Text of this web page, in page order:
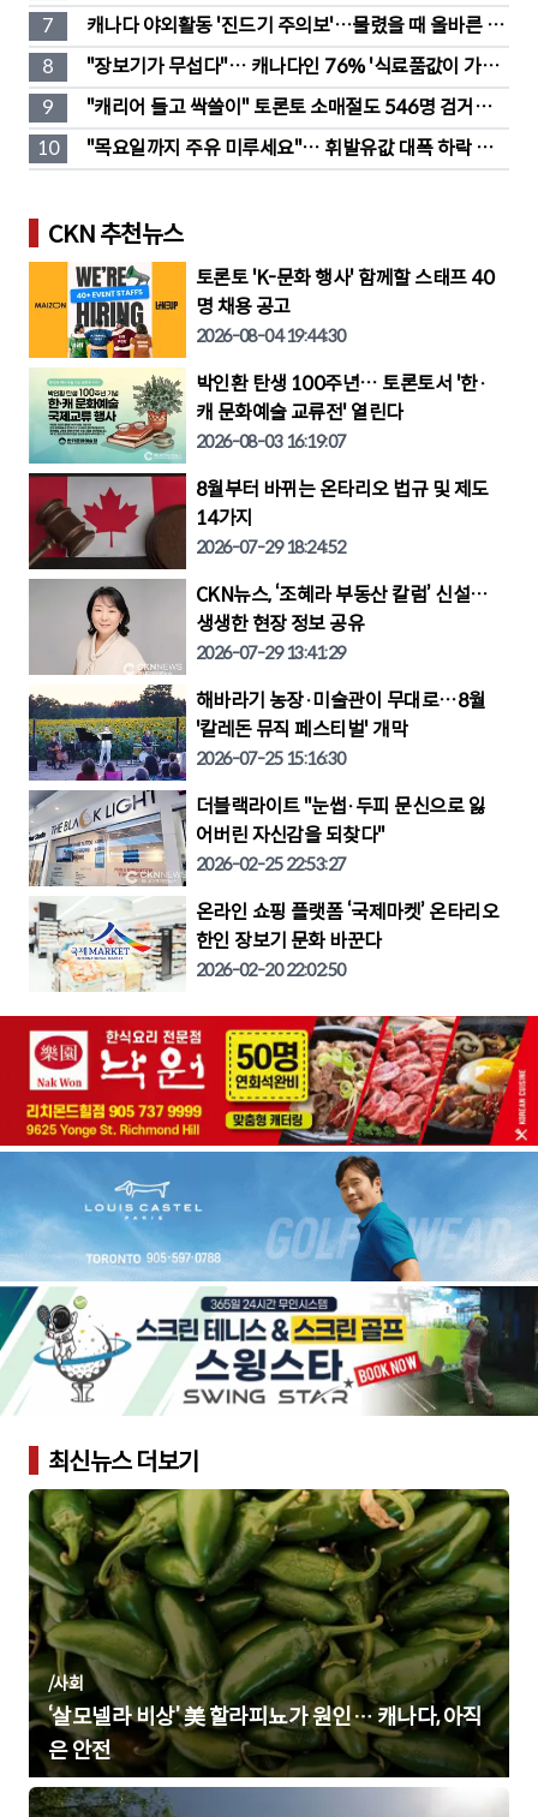
도 판매
7
캐나다 야외활동 '진드기 주의보'…물렸을 때 올바른 대
처법은?
8
"장보기가 무섭다"… 캐나다인 76% '식료품값이 가장
부담'
9
"캐리어 들고 싹쓸이" 토론토 소매절도 546명 검거…
훔친 물건 재유통
10
"목요일까지 주유 미루세요"… 휘발유값 대폭 하락 예
고
CKN 추천뉴스
토론토 'K-문화 행사' 함께할 스태프 40
명 채용 공고
2026-08-04 19:44:30
박인환 탄생 100주년… 토론토서 '한·
캐 문화예술 교류전' 열린다
2026-08-03 16:19:07
8월부터 바뀌는 온타리오 법규 및 제도
14가지
2026-07-29 18:24:52
CKN뉴스, ‘조혜라 부동산 칼럼’ 신설…
생생한 현장 정보 공유
2026-07-29 13:41:29
해바라기 농장·미술관이 무대로…8월
'칼레돈 뮤직 페스티벌' 개막
2026-07-25 15:16:30
더블랙라이트 "눈썹·두피 문신으로 잃
어버린 자신감을 되찾다"
2026-02-25 22:53:27
온라인 쇼핑 플랫폼 ‘국제마켓’ 온타리오
한인 장보기 문화 바꾼다
2026-02-20 22:02:50
최신뉴스 더보기
/사회
‘살모넬라 비상’ 美 할라피뇨가 원인… 캐나다, 아직
은 안전